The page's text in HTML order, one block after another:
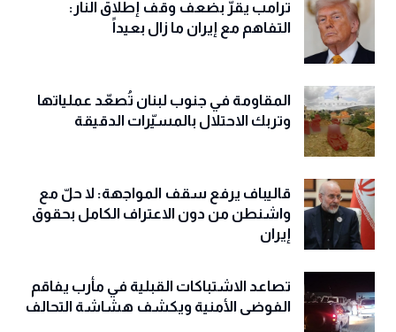
ترامب يقرّ بضعف وقف إطلاق النار:
التفاهم مع إيران ما زال بعيداً
المقاومة في جنوب لبنان تُصعّد عملياتها
وتربك الاحتلال بالمسيّرات الدقيقة
قاليباف يرفع سقف المواجهة: لا حلّ مع
واشنطن من دون الاعتراف الكامل بحقوق
إيران
تصاعد الاشتباكات القبلية في مأرب يفاقم
الفوضى الأمنية ويكشف هشاشة التحالف